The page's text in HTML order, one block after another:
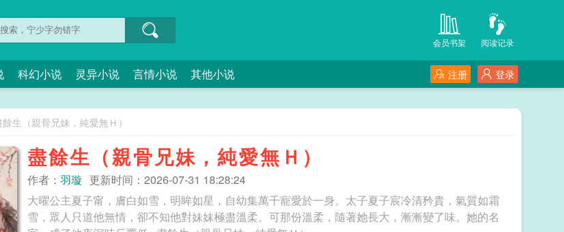
阅读记录
会员书架
科幻小说 灵异小说 言情小说 其他小说 登录
注册
餘生（親骨兄妹，純愛無Ｈ）
盡餘生（親骨兄妹，純愛無Ｈ）
作者： 羽璇 更新时间：2026-07-31 18:28:24
大曜公主夏子甯，膚白如雪，明眸如星，自幼集萬千寵愛於一身。太子夏子宸冷清矜貴，氣質如霜
雪，眾人只道他無情，卻不知他對妹妹極盡溫柔。可那份溫柔，隨著她長大，漸漸變了味。她的名